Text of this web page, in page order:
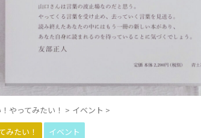
やってみたい！ > イベント >
みたい！
イベント